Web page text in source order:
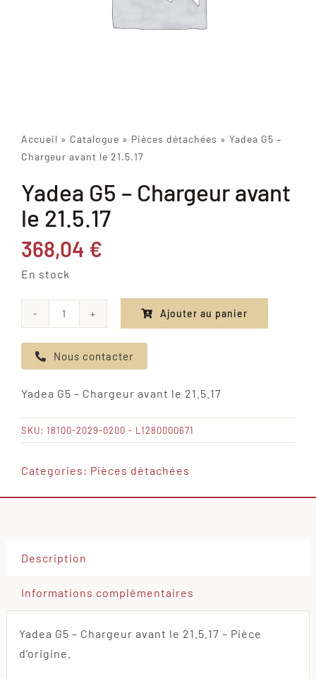
Accueil » Catalogue » Pièces détachées » Yadea G5 –
Chargeur avant le 21.5.17
Yadea G5 – Chargeur avant
le 21.5.17
368,04 €
En stock
de
Yadea
-
Chargeur
avant
Ajouter au panier
Nous contacter
Yadea G5 – Chargeur avant le 21.5.17
SKU: 18100-2029-0200 - L1280000671
Categories: Pièces détachées
Description
Informations complémentaires
Yadea G5 – Chargeur avant le 21.5.17 – Pièce
d’origine.